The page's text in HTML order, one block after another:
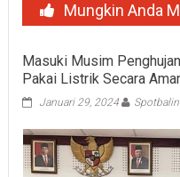
Mungkin Anda
Masuki Musim
Pakai Listrik Secara
Januari 29, 2024